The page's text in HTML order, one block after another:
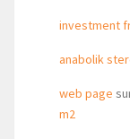
investment
anabolik
web page
m2